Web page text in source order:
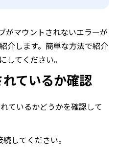
がマウントされないエラーが
介します。簡単な方法で紹介
してください。
ているか確認
ているかどうかを確認して
してください。